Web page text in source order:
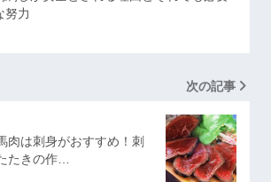
努力
次の記事
肉は刺身がおすすめ！刺
たきの作…